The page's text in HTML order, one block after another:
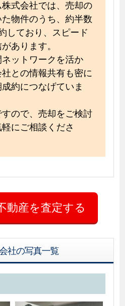
株式会社では、売却の
物件のうち、約半数
しており、スピード
あります。
ットワークを活か
との情報共有も密に
約につなげていま
ので、売却をご検討
にご相談くださ
社の写真一覧